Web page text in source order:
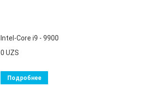
Intel-Core i9 - 9900
0 UZS
Подробнее